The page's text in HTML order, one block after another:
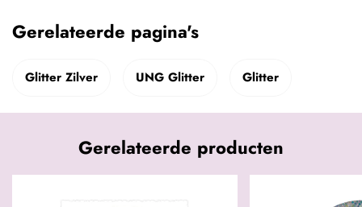
Gerelateerde pagina's
Glitter Zilver UNG Glitter Glitter
Gerelateerde producten